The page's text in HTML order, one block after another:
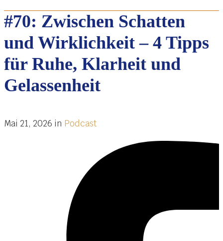
#70: Zwischen Schatten
und Wirklichkeit – 4 Tipps
für Ruhe, Klarheit und
Gelassenheit
Mai 21, 2026 in Podcast